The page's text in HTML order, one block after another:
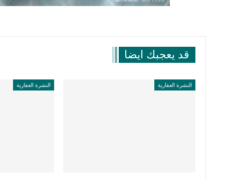
قد يعجبك ايضا
النشرة العقارية النشرة العقارية